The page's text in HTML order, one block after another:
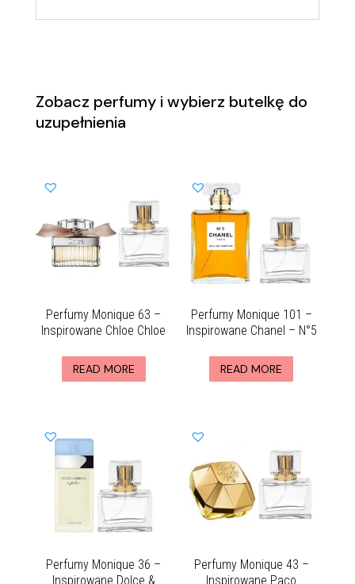
Zobacz perfumy i wybierz butelkę do
uzupełnienia
Perfumy Monique 63 –
Inspirowane Chloe Chloe
READ MORE
Perfumy Monique 101 –
Inspirowane Chanel – N°5
READ MORE
Perfumy Monique 36 –
Inspirowane Dolce &
Perfumy Monique 43 –
Inspirowane Paco